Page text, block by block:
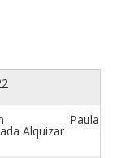
Paula
Alquizar